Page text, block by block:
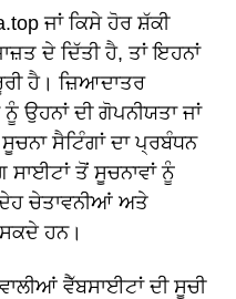
ਜਾਂ ਕਿਸੇ ਹੋਰ ਸ਼ੱਕੀ
ਦੇ ਦਿੱਤੀ ਹੈ, ਤਾਂ ਇਹਨਾਂ
ਹੈ। ਜ਼ਿਆਦਾਤਰ
ਉਹਨਾਂ ਦੀ ਗੋਪਨੀਯਤਾ ਜਾਂ
ਸੈਟਿੰਗਾਂ ਦਾ ਪ੍ਰਬੰਧਨ
ਤੋਂ ਸੂਚਨਾਵਾਂ ਨੂੰ
ਚੇਤਾਵਨੀਆਂ ਅਤੇ
ਹਨ।
ਵੈੱਬਸਾਈਟਾਂ ਦੀ ਸੂਚੀ